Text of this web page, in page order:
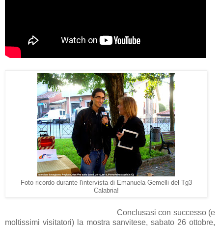
Foto ricordo durante l'intervista di Emanuela Gemelli del Tg3
Calabria!
Conclusasi con successo (e
moltissimi visitatori) la mostra sanvitese, sabato 26 ottobre,